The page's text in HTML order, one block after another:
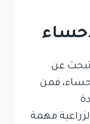
تبحث عن
فمن
مهمة